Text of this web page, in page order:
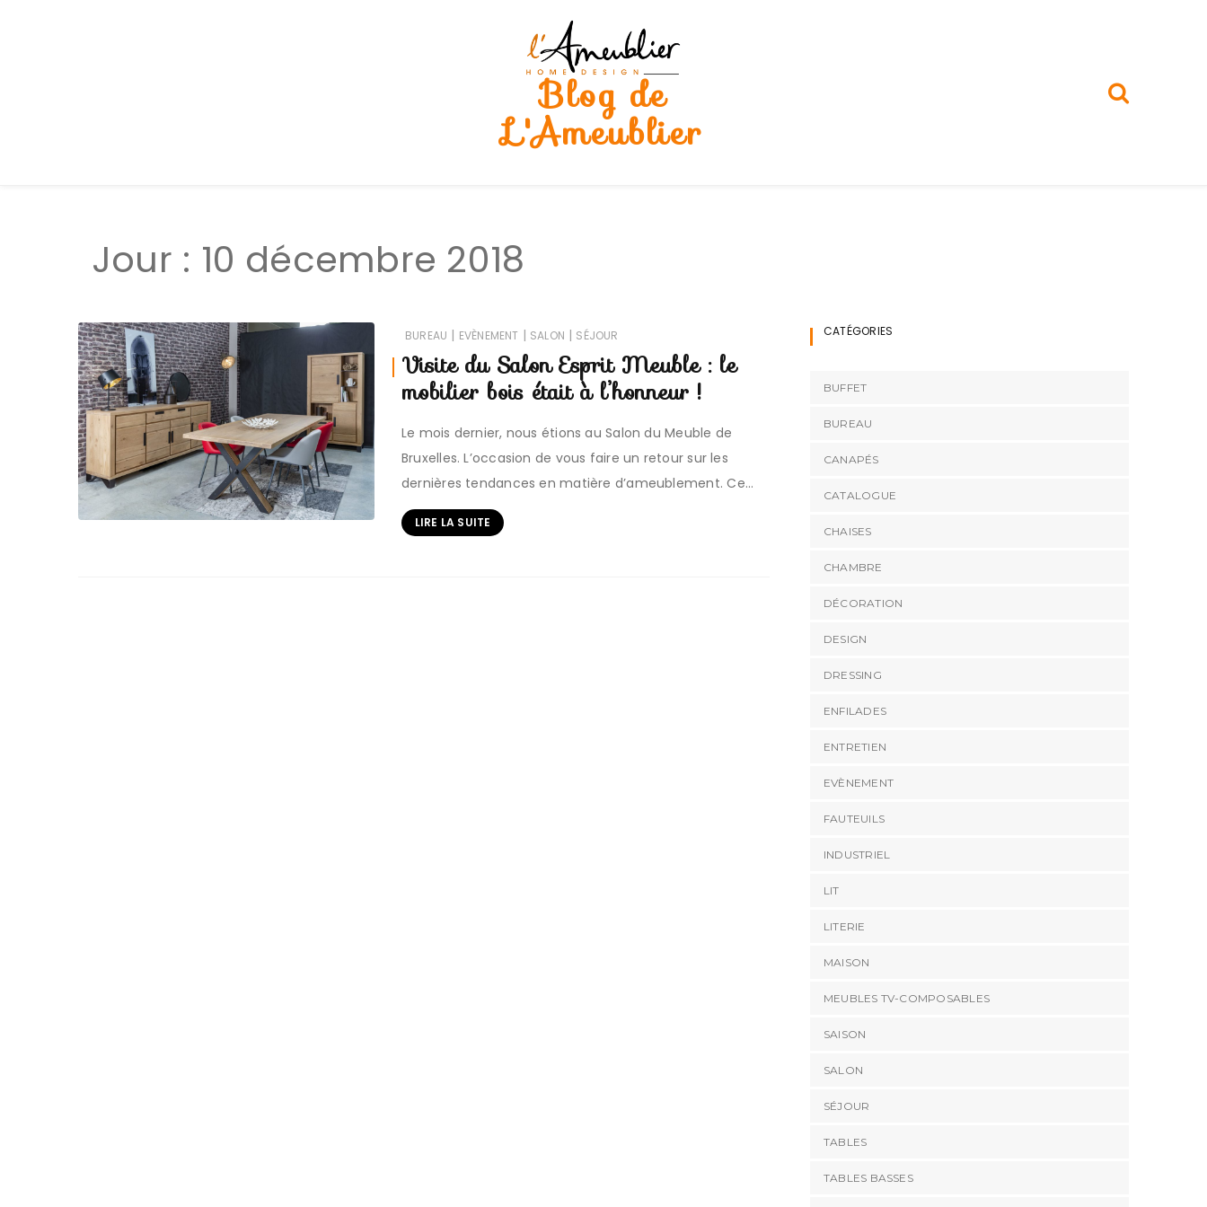
Blog de
L'Ameublier
Jour : 10 décembre 2018
BUREAU | EVÈNEMENT | SALON | SÉJOUR
Visite du Salon Esprit Meuble : le
mobilier bois était à l’honneur !
Le mois dernier, nous étions au Salon du Meuble de
Bruxelles. L’occasion de vous faire un retour sur les
dernières tendances en matière d’ameublement. Ce…
LIRE LA SUITE
CATÉGORIES
BUFFET
BUREAU
CANAPÉS
CATALOGUE
CHAISES
CHAMBRE
DÉCORATION
DESIGN
DRESSING
ENFILADES
ENTRETIEN
EVÈNEMENT
FAUTEUILS
INDUSTRIEL
LIT
LITERIE
MAISON
MEUBLES TV-COMPOSABLES
SAISON
SALON
SÉJOUR
TABLES
TABLES BASSES